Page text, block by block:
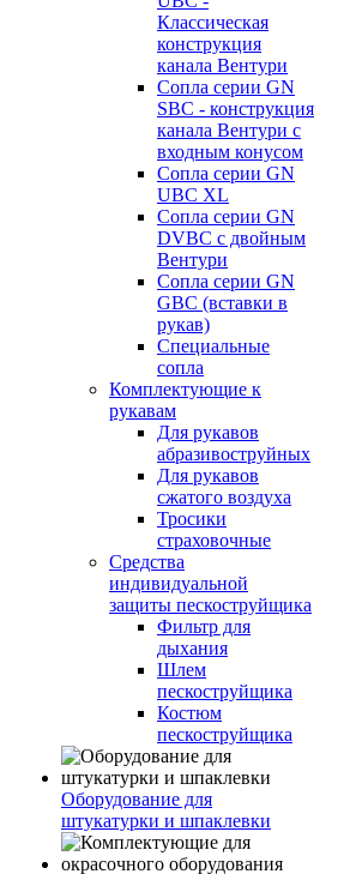
Классическая
конструкция
канала Вентури
Сопла серии GN
SBC - конструкция
канала Вентури c
входным конусом
Сопла серии GN
UBC XL
Сопла серии GN
DVBC с двойным
Вентури
Сопла серии GN
GBC (вставки в
рукав)
Специальные
сопла
Комплектующие к
рукавам
Для рукавов
абразивоструйных
Для рукавов
сжатого воздуха
Тросики
страховочные
Средства
индивидуальной
защиты пескоструйщика
Фильтр для
дыхания
Шлем
пескоструйщика
Костюм
пескоструйщика
Оборудование для
штукатурки и шпаклевки